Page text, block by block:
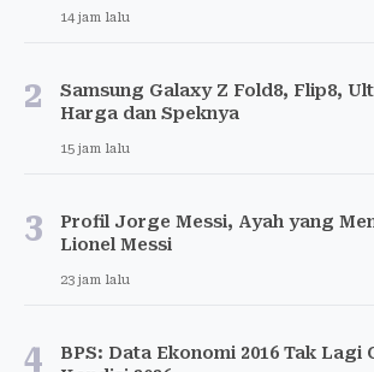
14 jam lalu
2
Samsung Galaxy Z Fold8, Flip8,
Harga dan Speknya
15 jam lalu
3
Profil Jorge Messi, Ayah yang
Lionel Messi
23 jam lalu
4
BPS: Data Ekonomi 2016 Tak Lagi